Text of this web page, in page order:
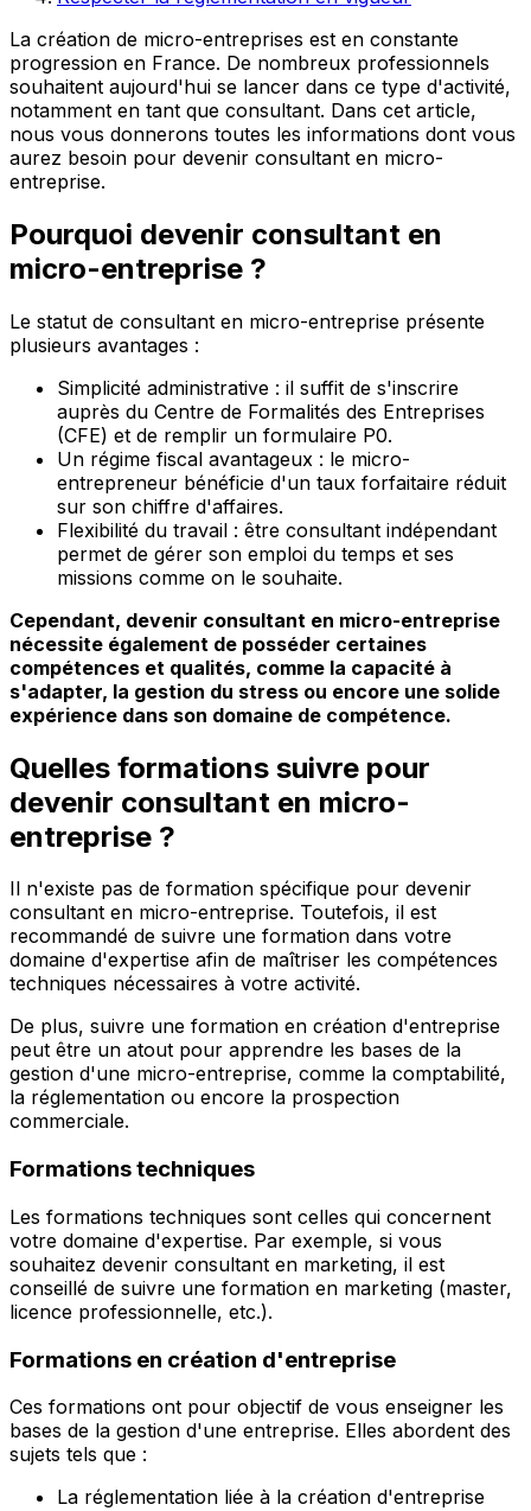
La création de micro-entreprises est en constante
progression en France. De nombreux professionnels
souhaitent aujourd'hui se lancer dans ce type d'activité,
notamment en tant que consultant. Dans cet article,
nous vous donnerons toutes les informations dont vous
aurez besoin pour devenir consultant en micro-
entreprise.
Pourquoi devenir consultant en
micro-entreprise ?
Le statut de consultant en micro-entreprise présente
plusieurs avantages :
Simplicité administrative : il suffit de s'inscrire
auprès du Centre de Formalités des Entreprises
(CFE) et de remplir un formulaire P0.
Un régime fiscal avantageux : le micro-
entrepreneur bénéficie d'un taux forfaitaire réduit
sur son chiffre d'affaires.
Flexibilité du travail : être consultant indépendant
permet de gérer son emploi du temps et ses
missions comme on le souhaite.
Cependant, devenir consultant en micro-entreprise
nécessite également de posséder certaines
compétences et qualités, comme la capacité à
s'adapter, la gestion du stress ou encore une solide
expérience dans son domaine de compétence.
Quelles formations suivre pour
devenir consultant en micro-
entreprise ?
Il n'existe pas de formation spécifique pour devenir
consultant en micro-entreprise. Toutefois, il est
recommandé de suivre une formation dans votre
domaine d'expertise afin de maîtriser les compétences
techniques nécessaires à votre activité.
De plus, suivre une formation en création d'entreprise
peut être un atout pour apprendre les bases de la
gestion d'une micro-entreprise, comme la comptabilité,
la réglementation ou encore la prospection
commerciale.
Formations techniques
Les formations techniques sont celles qui concernent
votre domaine d'expertise. Par exemple, si vous
souhaitez devenir consultant en marketing, il est
conseillé de suivre une formation en marketing (master,
licence professionnelle, etc.).
Formations en création d'entreprise
Ces formations ont pour objectif de vous enseigner les
bases de la gestion d'une entreprise. Elles abordent des
sujets tels que :
La réglementation liée à la création d'entreprise